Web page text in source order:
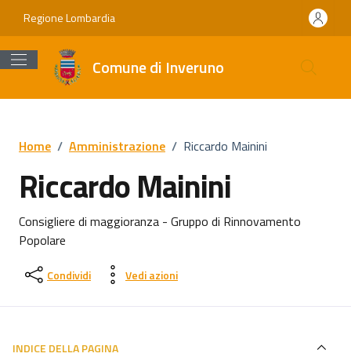
Vai ai contenuti
Vai al footer
Regione Lombardia
Comune di Inveruno
Home / Amministrazione / Riccardo Mainini
Riccardo Mainini
Consigliere di maggioranza - Gruppo di Rinnovamento
Popolare
Condividi Vedi azioni
INDICE DELLA PAGINA